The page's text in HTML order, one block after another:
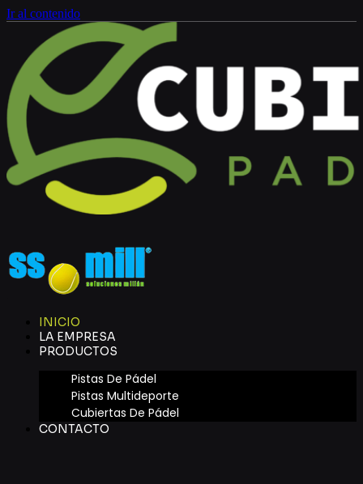
Ir al contenido
INICIO
LA EMPRESA
PRODUCTOS
Pistas De Pádel
Pistas Multideporte
Cubiertas De Pádel
CONTACTO